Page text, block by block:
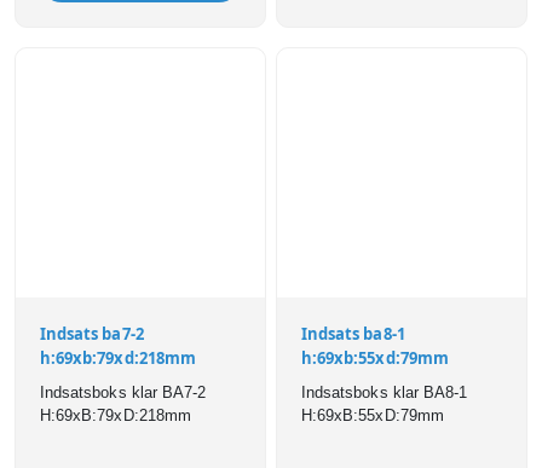
Indsats ba7-2
h:69xb:79xd:218mm
Indsatsboks klar BA7-2
H:69xB:79xD:218mm
Indsats ba8-1
h:69xb:55xd:79mm
Indsatsboks klar BA8-1
H:69xB:55xD:79mm